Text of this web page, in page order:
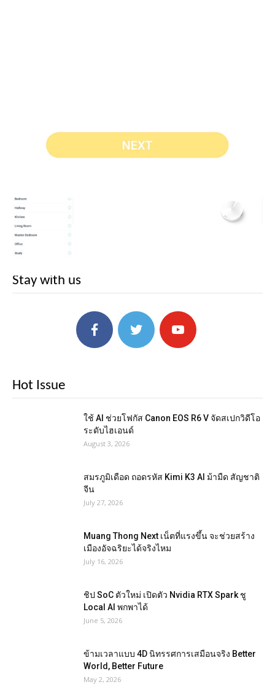
Stay with us
Hot Issue
ใช้ AI ช่วยโฟกัส Canon EOS R6 V จัดสเปกวิดีโอ
ระดับไฮเอนด์
August 3, 2026
สมรภูมิเดือด ถอดรหัส Kimi K3 AI ม้ามืด สัญชาติ
จีน
July 27, 2026
Muang Thong Next เน็ตที่แรงขึ้น จะช่วยสร้าง
เมืองอัจฉริยะได้จริงไหม
July 16, 2026
ชิป SoC ตัวใหม่ เปิดตัว Nvidia RTX Spark ชู
Local AI พกพาได้
June 5, 2026
ข้ามเวลาแบบ 4D นิทรรศการเสมือนจริง Better
World, Better Future
May 2, 2026